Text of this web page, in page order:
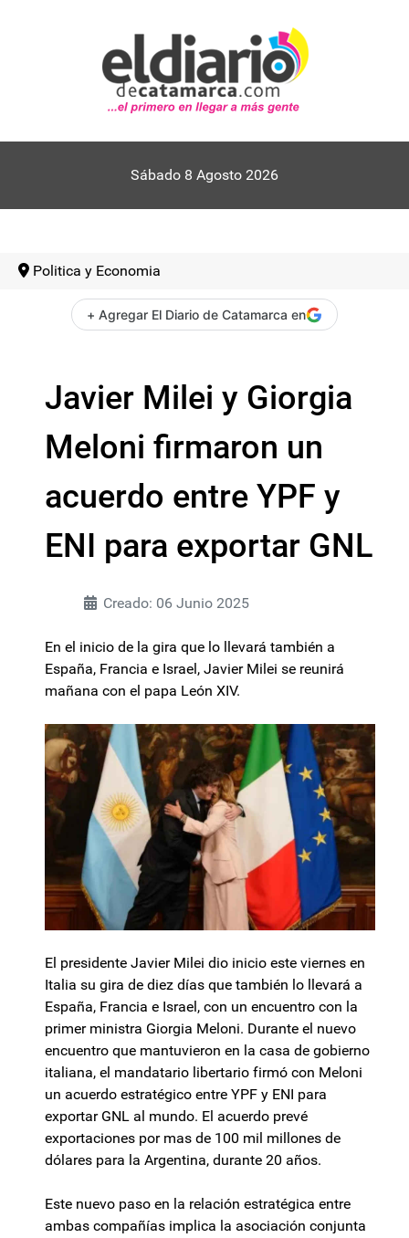
Sábado 8 Agosto 2026
Politica y Economia
+ Agregar El Diario de Catamarca en
Javier Milei y Giorgia
Meloni firmaron un
acuerdo entre YPF y
ENI para exportar GNL
Creado: 06 Junio 2025
En el inicio de la gira que lo llevará también a
España, Francia e Israel, Javier Milei se reunirá
mañana con el papa León XIV.
El presidente Javier Milei dio inicio este viernes en
Italia su gira de diez días que también lo llevará a
España, Francia e Israel, con un encuentro con la
primer ministra Giorgia Meloni. Durante el nuevo
encuentro que mantuvieron en la casa de gobierno
italiana, el mandatario libertario firmó con Meloni
un acuerdo estratégico entre YPF y ENI para
exportar GNL al mundo. El acuerdo prevé
exportaciones por mas de 100 mil millones de
dólares para la Argentina, durante 20 años.
Este nuevo paso en la relación estratégica entre
ambas compañías implica la asociación conjunta